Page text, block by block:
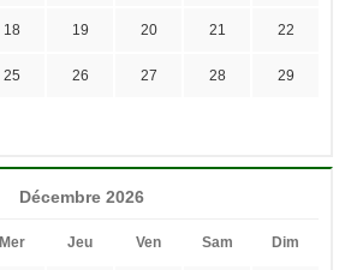
18 19 20 21 22
25 26 27 28 29
Décembre 2026
Mer Jeu Ven Sam Dim